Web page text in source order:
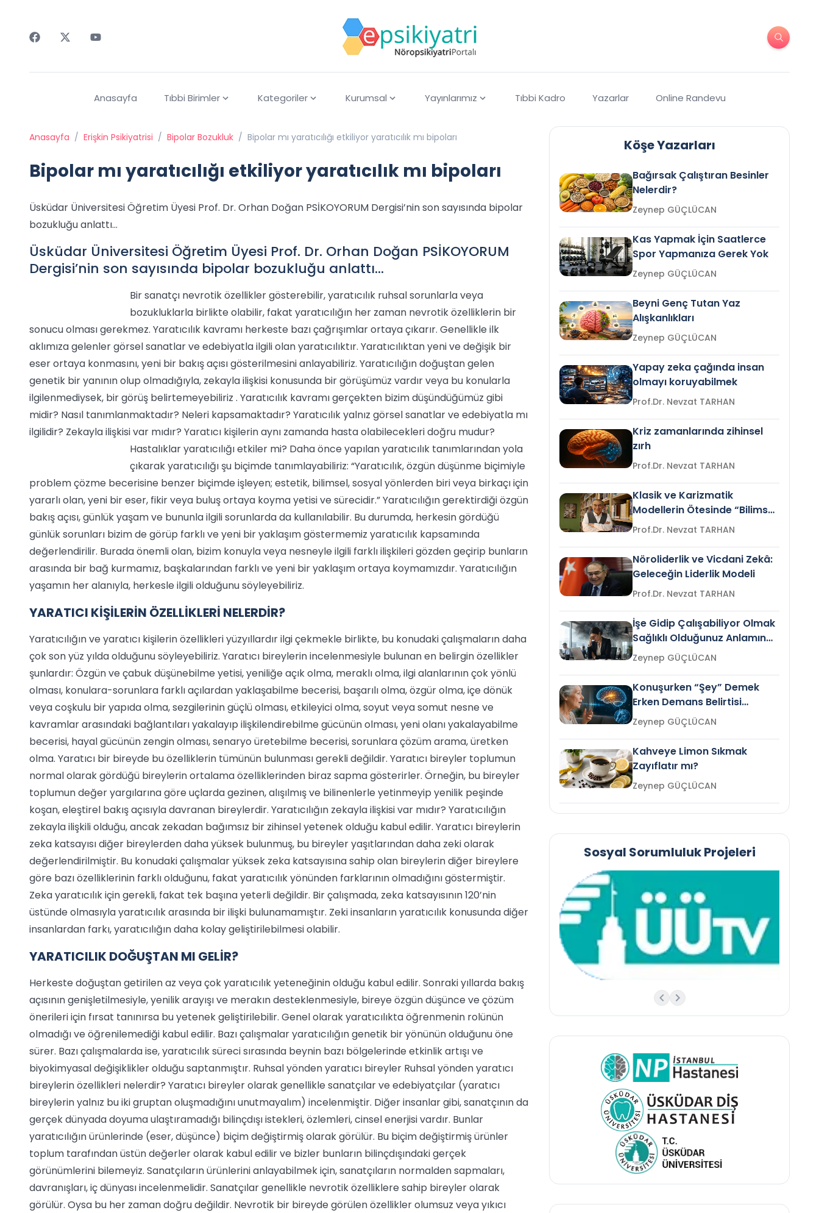
Anasayfa Tıbbi Birimler Kategoriler Kurumsal Yayınlarımız Tıbbi Kadro Yazarlar Online Randevu
Anasayfa / Erişkin Psikiyatrisi / Bipolar Bozukluk / Bipolar mı yaratıcılığı etkiliyor yaratıcılık mı bipoları
Bipolar mı yaratıcılığı etkiliyor yaratıcılık mı bipoları
Üsküdar Üniversitesi Öğretim Üyesi Prof. Dr. Orhan Doğan PSİKOYORUM Dergisi’nin son sayısında bipolar
bozukluğu anlattı…
Üsküdar Üniversitesi Öğretim Üyesi Prof. Dr. Orhan Doğan PSİKOYORUM
Dergisi’nin son sayısında bipolar bozukluğu anlattı…
Bir sanatçı nevrotik özellikler gösterebilir, yaratıcılık ruhsal sorunlarla veya
bozukluklarla birlikte olabilir, fakat yaratıcılığın her zaman nevrotik özelliklerin bir
sonucu olması gerekmez. Yaratıcılık kavramı herkeste bazı çağrışımlar ortaya çıkarır. Genellikle ilk
aklımıza gelenler görsel sanatlar ve edebiyatla ilgili olan yaratıcılıktır. Yaratıcılıktan yeni ve değişik bir
eser ortaya konmasını, yeni bir bakış açısı gösterilmesini anlayabiliriz. Yaratıcılığın doğuştan gelen
genetik bir yanının olup olmadığıyla, zekayla ilişkisi konusunda bir görüşümüz vardır veya bu konularla
ilgilenmediysek, bir görüş belirtemeyebiliriz . Yaratıcılık kavramı gerçekten bizim düşündüğümüz gibi
midir? Nasıl tanımlanmaktadır? Neleri kapsamaktadır? Yaratıcılık yalnız görsel sanatlar ve edebiyatla mı
ilgilidir? Zekayla ilişkisi var mıdır? Yaratıcı kişilerin aynı zamanda hasta olabilecekleri doğru mudur?
Hastalıklar yaratıcılığı etkiler mi? Daha önce yapılan yaratıcılık tanımlarından yola
çıkarak yaratıcılığı şu biçimde tanımlayabiliriz: “Yaratıcılık, özgün düşünme biçimiyle
problem çözme becerisine benzer biçimde işleyen; estetik, bilimsel, sosyal yönlerden biri veya birkaçı için
yararlı olan, yeni bir eser, fikir veya buluş ortaya koyma yetisi ve sürecidir.” Yaratıcılığın gerektirdiği özgün
bakış açısı, günlük yaşam ve bununla ilgili sorunlarda da kullanılabilir. Bu durumda, herkesin gördüğü
günlük sorunları bizim de görüp farklı ve yeni bir yaklaşım göstermemiz yaratıcılık kapsamında
değerlendirilir. Burada önemli olan, bizim konuyla veya nesneyle ilgili farklı ilişkileri gözden geçirip bunların
arasında bir bağ kurmamız, başkalarından farklı ve yeni bir yaklaşım ortaya koymamızdır. Yaratıcılığın
yaşamın her alanıyla, herkesle ilgili olduğunu söyleyebiliriz.
YARATICI KİŞİLERİN ÖZELLİKLERİ NELERDİR?
Yaratıcılığın ve yaratıcı kişilerin özellikleri yüzyıllardır ilgi çekmekle birlikte, bu konudaki çalışmaların daha
çok son yüz yılda olduğunu söyleyebiliriz. Yaratıcı bireylerin incelenmesiyle bulunan en belirgin özellikler
şunlardır: Özgün ve çabuk düşünebilme yetisi, yeniliğe açık olma, meraklı olma, ilgi alanlarının çok yönlü
olması, konulara-sorunlara farklı açılardan yaklaşabilme becerisi, başarılı olma, özgür olma, içe dönük
veya coşkulu bir yapıda olma, sezgilerinin güçlü olması, etkileyici olma, soyut veya somut nesne ve
kavramlar arasındaki bağlantıları yakalayıp ilişkilendirebilme gücünün olması, yeni olanı yakalayabilme
becerisi, hayal gücünün zengin olması, senaryo üretebilme becerisi, sorunlara çözüm arama, üretken
olma. Yaratıcı bir bireyde bu özelliklerin tümünün bulunması gerekli değildir. Yaratıcı bireyler toplumun
normal olarak gördüğü bireylerin ortalama özelliklerinden biraz sapma gösterirler. Örneğin, bu bireyler
toplumun değer yargılarına göre uçlarda gezinen, alışılmış ve bilinenlerle yetinmeyip yenilik peşinde
koşan, eleştirel bakış açısıyla davranan bireylerdir. Yaratıcılığın zekayla ilişkisi var mıdır? Yaratıcılığın
zekayla ilişkili olduğu, ancak zekadan bağımsız bir zihinsel yetenek olduğu kabul edilir. Yaratıcı bireylerin
zeka katsayısı diğer bireylerden daha yüksek bulunmuş, bu bireyler yaşıtlarından daha zeki olarak
değerlendirilmiştir. Bu konudaki çalışmalar yüksek zeka katsayısına sahip olan bireylerin diğer bireylere
göre bazı özelliklerinin farklı olduğunu, fakat yaratıcılık yönünden farklarının olmadığını göstermiştir.
Zeka yaratıcılık için gerekli, fakat tek başına yeterli değildir. Bir çalışmada, zeka katsayısının 120’nin
üstünde olmasıyla yaratıcılık arasında bir ilişki bulunamamıştır. Zeki insanların yaratıcılık konusunda diğer
insanlardan farkı, yaratıcılığın daha kolay geliştirilebilmesi olabilir.
YARATICILIK DOĞUŞTAN MI GELİR?
Herkeste doğuştan getirilen az veya çok yaratıcılık yeteneğinin olduğu kabul edilir. Sonraki yıllarda bakış
açısının genişletilmesiyle, yenilik arayışı ve merakın desteklenmesiyle, bireye özgün düşünce ve çözüm
önerileri için fırsat tanınırsa bu yetenek geliştirilebilir. Genel olarak yaratıcılıkta öğrenmenin rolünün
olmadığı ve öğrenilemediği kabul edilir. Bazı çalışmalar yaratıcılığın genetik bir yönünün olduğunu öne
sürer. Bazı çalışmalarda ise, yaratıcılık süreci sırasında beynin bazı bölgelerinde etkinlik artışı ve
biyokimyasal değişiklikler olduğu saptanmıştır. Ruhsal yönden yaratıcı bireyler Ruhsal yönden yaratıcı
bireylerin özellikleri nelerdir? Yaratıcı bireyler olarak genellikle sanatçılar ve edebiyatçılar (yaratıcı
bireylerin yalnız bu iki gruptan oluşmadığını unutmayalım) incelenmiştir. Diğer insanlar gibi, sanatçının da
gerçek dünyada doyuma ulaştıramadığı bilinçdışı istekleri, özlemleri, cinsel enerjisi vardır. Bunlar
yaratıcılığın ürünlerinde (eser, düşünce) biçim değiştirmiş olarak görülür. Bu biçim değiştirmiş ürünler
toplum tarafından üstün değerler olarak kabul edilir ve bizler bunların bilinçdışındaki gerçek
görünümlerini bilemeyiz. Sanatçıların ürünlerini anlayabilmek için, sanatçıların normalden sapmaları,
davranışları, iç dünyası incelenmelidir. Sanatçılar genellikle nevrotik özelliklere sahip bireyler olarak
görülür. Oysa bu her zaman doğru değildir. Nevrotik bir bireyde görülen özellikler olumsuz veya yıkıcı
Köşe Yazarları
Bağırsak Çalıştıran Besinler
Nelerdir?
Zeynep GÜÇLÜCAN
Kas Yapmak İçin Saatlerce
Spor Yapmanıza Gerek Yok
Zeynep GÜÇLÜCAN
Beyni Genç Tutan Yaz
Alışkanlıkları
Zeynep GÜÇLÜCAN
Yapay zeka çağında insan
olmayı koruyabilmek
Prof.Dr. Nevzat TARHAN
Kriz zamanlarında zihinsel
zırh
Prof.Dr. Nevzat TARHAN
Klasik ve Karizmatik
Modellerin Ötesinde “Bilimsel
Liderlik”
Prof.Dr. Nevzat TARHAN
Nöroliderlik ve Vicdani Zekâ:
Geleceğin Liderlik Modeli
Prof.Dr. Nevzat TARHAN
İşe Gidip Çalışabiliyor Olmak
Sağlıklı Olduğunuz Anlamına
Gelir mi?Zeynep GÜÇLÜCAN
Konuşurken “Şey” Demek
Erken Demans Belirtisi
Olabilir mi?Zeynep GÜÇLÜCAN
Kahveye Limon Sıkmak
Zayıflatır mı?
Zeynep GÜÇLÜCAN
Sosyal Sorumluluk Projeleri